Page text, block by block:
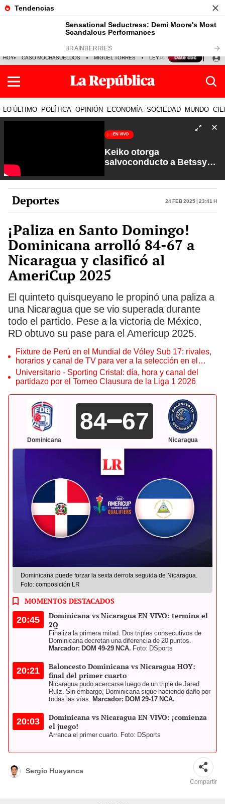
HOY CASO MOCHASUELDOS MIGUEL TORRES LEY PULPÍN PRECIO DEL
LO ÚLTIMO POLÍTICA OPINIÓN ECONOMÍA SOCIEDAD MUNDO
EN VIVO
Keiko otorga
salvoconducto a Betssy
Petroperú | Sin Guion con
Rosa María Palacios
Deportes 24 Feb 2025 | 23:41 h
¡Paliza en Santo Domingo!
Dominicana arrolló 84-67 a
Nicaragua y clasificó al
AmeriCup 2025
El quinteto quisqueyano le propinó una paliza a
una Nicaragua que se vio superada durante
todo el partido. Pese a la victoria de México,
RD obtuvo su pase para el Americup 2025.
Fixture de Perú en el Mundial de Vóley Sub 17: rivales,
horarios y canal de TV para ver a la selección en el
torneo
Universitario - Sporting Cristal: día, hora y canal del
partidazo por el Torneo Clausura de la Liga 1 2026
Dominicana
84 67
Nicaragua
Dominicana puede forzar la sexta derrota seguida de Nicaragua.
Foto: composición LR
MOMENTOS DESTACADOS
20:45
Dominicana vs Nicaragua EN VIVO: termina el
2Q
Finaliza la primera mitad. Dos triples consecutivos de
Dominicana decretan una diferencia de 20 puntos.
Marcador: DOM 49-29 NCA. Foto: DSports
20:21
Baloncesto Dominicana vs Nicaragua HOY:
final del primer cuarto
Nicaragua pudo acercarse luego de un triple de Jared
Ruíz. Sin embargo, Dominicana sigue haciendo daño por
todas las vías. Marcador: DOM 29-17 NCA.
20:03
Dominicana vs Nicaragua EN VIVO: ¡comienza
el juego!
Arranca el primer cuarto. Foto: DSports
Sergio Huayanca
Compartir